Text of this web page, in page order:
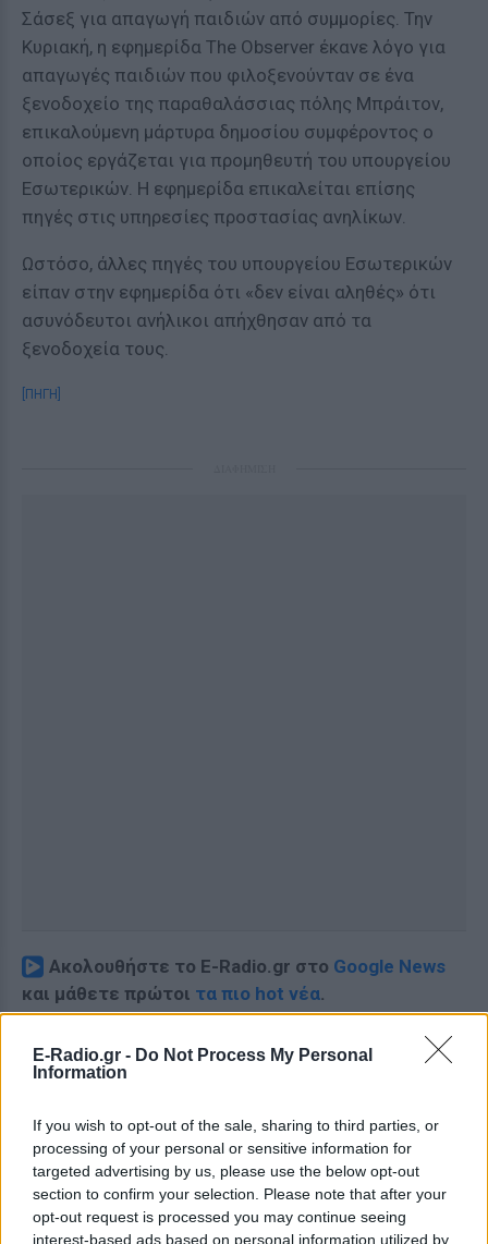
E-Radio.gr - Do Not Process My Personal
Information
If you wish to opt-out of the sale, sharing to third parties, or
processing of your personal or sensitive information for
targeted advertising by us, please use the below opt-out
section to confirm your selection. Please note that after your
opt-out request is processed you may continue seeing
interest-based ads based on personal information utilized by
Σάσεξ για απαγωγή παιδιών από συμμορίες. Την
Κυριακή, η εφημερίδα The Observer έκανε λόγο για
απαγωγές παιδιών που φιλοξενούνταν σε ένα
ξενοδοχείο της παραθαλάσσιας πόλης Μπράιτον,
επικαλούμενη μάρτυρα δημοσίου συμφέροντος ο
οποίος εργάζεται για προμηθευτή του υπουργείου
Εσωτερικών. Η εφημερίδα επικαλείται επίσης
πηγές στις υπηρεσίες προστασίας ανηλίκων.
Ωστόσο, άλλες πηγές του υπουργείου Εσωτερικών
είπαν στην εφημερίδα ότι «δεν είναι αληθές» ότι
ασυνόδευτοι ανήλικοι απήχθησαν από τα
ξενοδοχεία τους.
[ΠΗΓΗ]
Ακολουθήστε το E-Radio.gr στο Google News
και μάθετε πρώτοι τα πιο hot νέα.
Για ακόμη περισσότερα , μπείτε στην
ειδήσεωντου E-Daily.gr
Ακολουθήστε το E-Radio.gr και στο Instagram